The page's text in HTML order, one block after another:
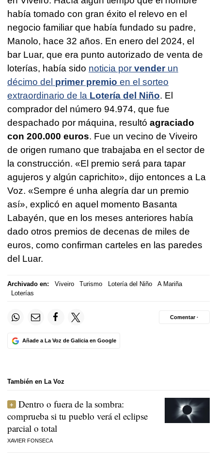
había tomado con gran éxito el relevo en el
negocio familiar que había fundado su padre,
Manolo, hace 32 años. En enero del 2024, el
bar Luar, que era punto autorizado de venta de
loterías, había sido noticia por venderun
décimo del primer premio en el sorteo
extraordinario de la Lotería del Niño. El
comprador del número 94.974, que fue
despachado por máquina, resultó agraciado
con 200.000 euros. Fue un vecino de Viveiro
de origen rumano que trabajaba en el sector de
la construcción. «El premio será para tapar
agujeros y algún caprichito», dijo entonces a La
Voz. «Sempre é unha alegría dar un premio
así», explicó en aquel momento Basanta
Labayén, que en los meses anteriores había
dado otros premios de decenas de miles de
euros, como confirman carteles en las paredes
del Luar.
Archivado en: Viveiro Turismo Lotería del Niño
A Mariña
Loterías
Añade a La Voz de Galicia en Google
Comentar ·
También en La Voz
Dentro o fuera de la sombra:
comprueba si tu pueblo verá el eclipse
parcial o total
XAVIER FONSECA